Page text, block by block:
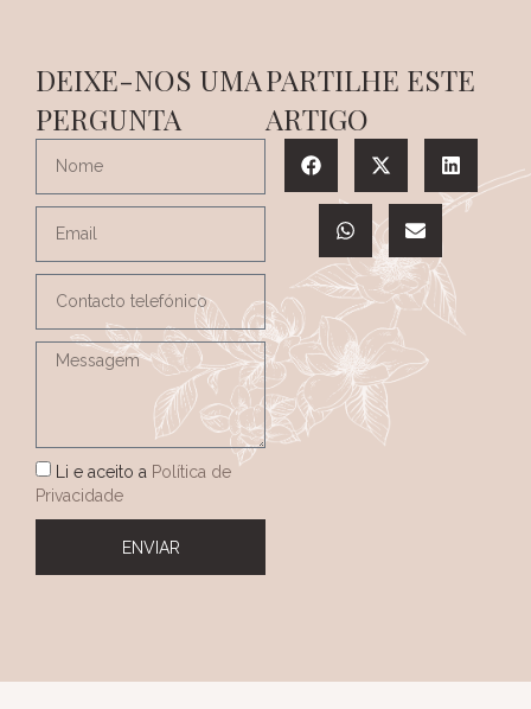
DEIXE-NOS UMA
PERGUNTA
Li e aceito a Política de
Privacidade
ENVIAR
PARTILHE ESTE
ARTIGO